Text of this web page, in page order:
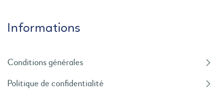
Informations
Conditions générales
Politique de confidentialité